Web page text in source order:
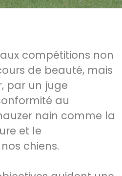
compétitions non
de beauté, mais
par un juge
au
nain comme la
et le
chiens.